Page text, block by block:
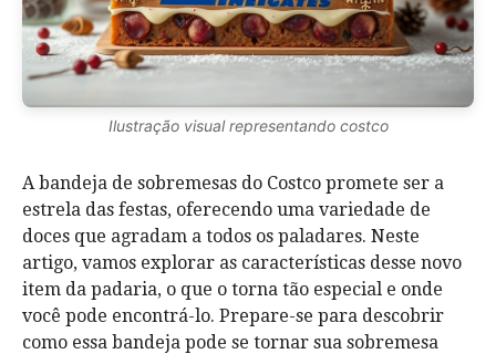
Ilustração visual representando costco
A bandeja de sobremesas do Costco promete ser a
estrela das festas, oferecendo uma variedade de
doces que agradam a todos os paladares. Neste
artigo, vamos explorar as características desse novo
item da padaria, o que o torna tão especial e onde
você pode encontrá-lo. Prepare-se para descobrir
como essa bandeja pode se tornar sua sobremesa